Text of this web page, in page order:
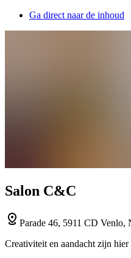
Ga direct naar de inhoud
Salon C&C
Parade 46, 5911 CD Venlo,
Creativiteit en aandacht zijn